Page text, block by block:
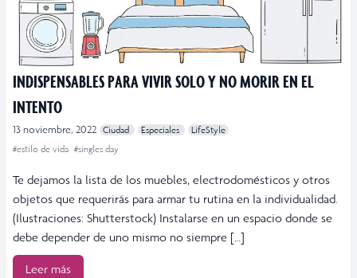
INDISPENSABLES PARA VIVIR SOLO Y NO MORIR EN EL
INTENTO
13 noviembre, 2022 Ciudad Especiales
LifeStyle
#estilo de vida #singles day
Te dejamos la lista de los muebles, electrodomésticos y otros
objetos que requerirás para armar tu rutina en la individualidad.
(Ilustraciones: Shutterstock) Instalarse en un espacio donde se
debe depender de uno mismo no siempre […]
Leer más